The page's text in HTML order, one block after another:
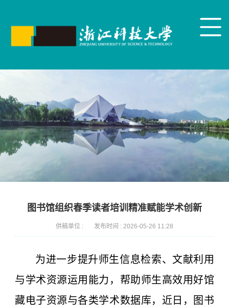
图书馆组织春季读者培训精准赋能学术创新
供稿单位 : 发布时间 : 2026-05-26 11:28
为进一步提升师生信息检索、文献利用
与学术资源运用能力，帮助师生高效用好馆
藏电子资源与各类学术数据库，近日，图书